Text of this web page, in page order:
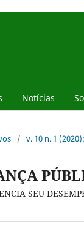
Notícias
/ v. 10 n. 1
SEU